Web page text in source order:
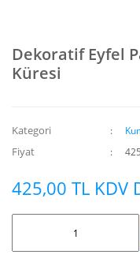
Dekoratif Eyfel
Küresi
Kategori
Fiyat
425,00 TL KDV